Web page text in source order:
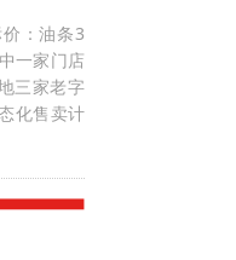
：油条3
一家门店
三家老字
化售卖计